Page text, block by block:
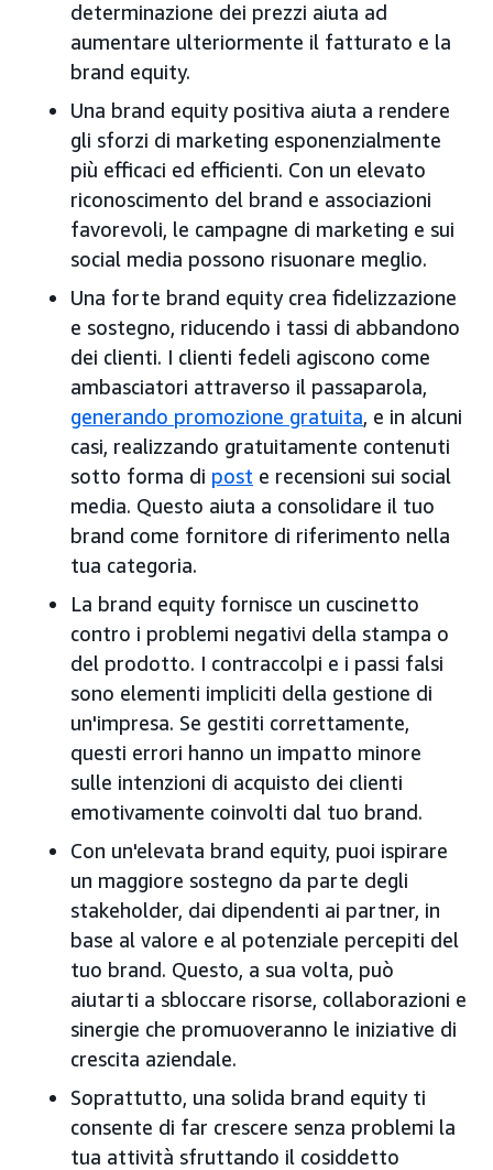
determinazione dei prezzi aiuta ad
aumentare ulteriormente il fatturato e la
brand equity.
Una brand equity positiva aiuta a rendere
gli sforzi di marketing esponenzialmente
più efficaci ed efficienti. Con un elevato
riconoscimento del brand e associazioni
favorevoli, le campagne di marketing e sui
social media possono risuonare meglio.
Una forte brand equity crea fidelizzazione
e sostegno, riducendo i tassi di abbandono
dei clienti. I clienti fedeli agiscono come
ambasciatori attraverso il passaparola,
generando promozione gratuita, e in alcuni
casi, realizzando gratuitamente contenuti
sotto forma di post e recensioni sui social
media. Questo aiuta a consolidare il tuo
brand come fornitore di riferimento nella
tua categoria.
La brand equity fornisce un cuscinetto
contro i problemi negativi della stampa o
del prodotto. I contraccolpi e i passi falsi
sono elementi impliciti della gestione di
un'impresa. Se gestiti correttamente,
questi errori hanno un impatto minore
sulle intenzioni di acquisto dei clienti
emotivamente coinvolti dal tuo brand.
Con un'elevata brand equity, puoi ispirare
un maggiore sostegno da parte degli
stakeholder, dai dipendenti ai partner, in
base al valore e al potenziale percepiti del
tuo brand. Questo, a sua volta, può
aiutarti a sbloccare risorse, collaborazioni e
sinergie che promuoveranno le iniziative di
crescita aziendale.
Soprattutto, una solida brand equity ti
consente di far crescere senza problemi la
tua attività sfruttando il cosiddetto